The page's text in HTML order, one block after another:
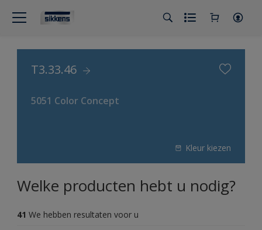
T3.33.46
5051 Color Concept
Kleur kiezen
Welke producten hebt u nodig?
41 We hebben resultaten voor u